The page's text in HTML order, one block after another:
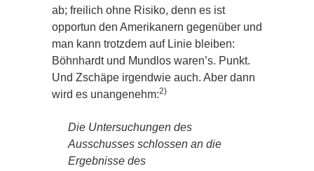
ab; freilich ohne Risiko, denn es ist
opportun den Amerikanern gegenüber und
man kann trotzdem auf Linie bleiben:
Böhnhardt und Mundlos waren’s. Punkt.
Und Zschäpe irgendwie auch. Aber dann
wird es unangenehm:2)
Die Untersuchungen des
Ausschusses schlossen an die
Ergebnisse des